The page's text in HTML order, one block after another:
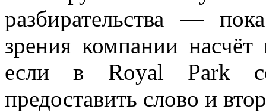
разбирательства —
зрения компании
если в Royal Park
предоставить слово и